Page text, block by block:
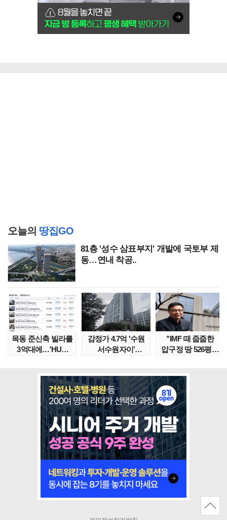
오늘의 땅집GO
81층 '성수 삼표부지' 개발에 국토부 제
동…연내 착공..
목동 준신축 빌라를
3억대에…'HUG
감정가 4.7억 '수원
서수원자이'
"IMF 때 줍줍한
압구정 땅 526평의